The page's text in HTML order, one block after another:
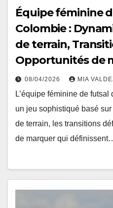
Équipe féminine
Colombie :
de terrain,
Opportunités de
08/04/2026 MIA
L’équipe féminine de
un jeu sophistiqué basé
de terrain, les transitions
de marquer qui